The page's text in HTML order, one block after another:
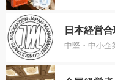
日本経営
中堅・中小企